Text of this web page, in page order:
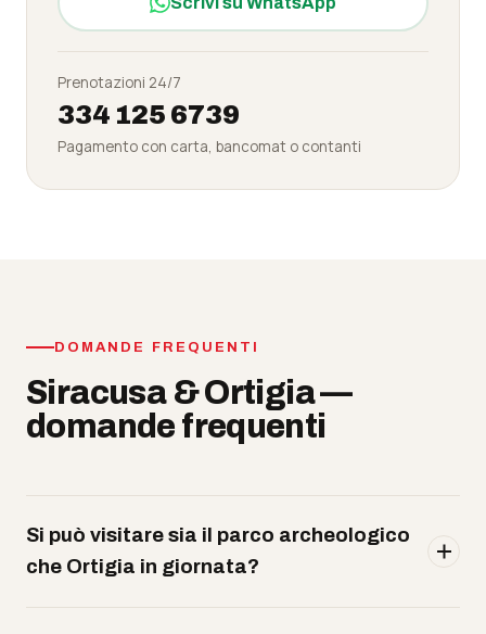
Prenotazioni 24/7
334 125 6739
Pagamento con carta, bancomat o contanti
DOMANDE FREQUENTI
Siracusa & Ortigia —
domande frequenti
Si può visitare sia il parco archeologico
che Ortigia in giornata?